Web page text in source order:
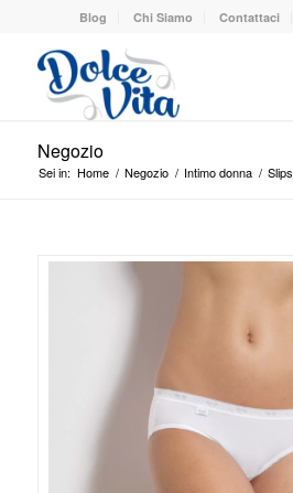
Blog Chi Siamo Contattaci
Negozio
Sei in: Home / Negozio / Intimo donna / Slips